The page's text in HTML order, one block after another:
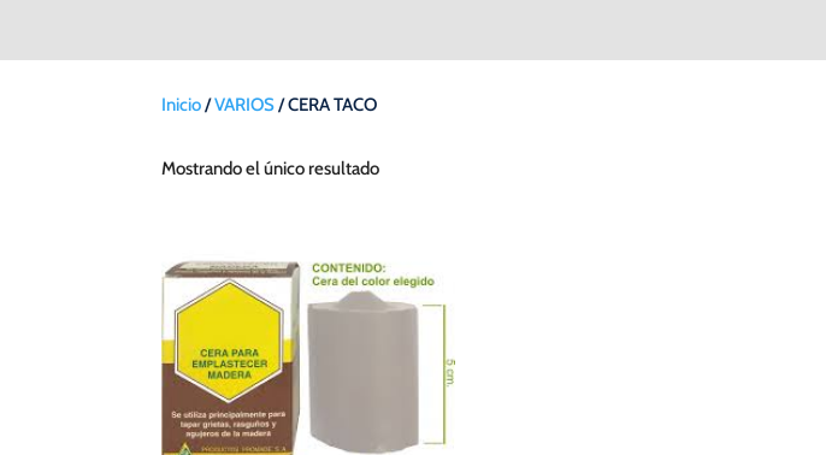
Inicio/VARIOS/ CERA TACO
Mostrando el único resultado